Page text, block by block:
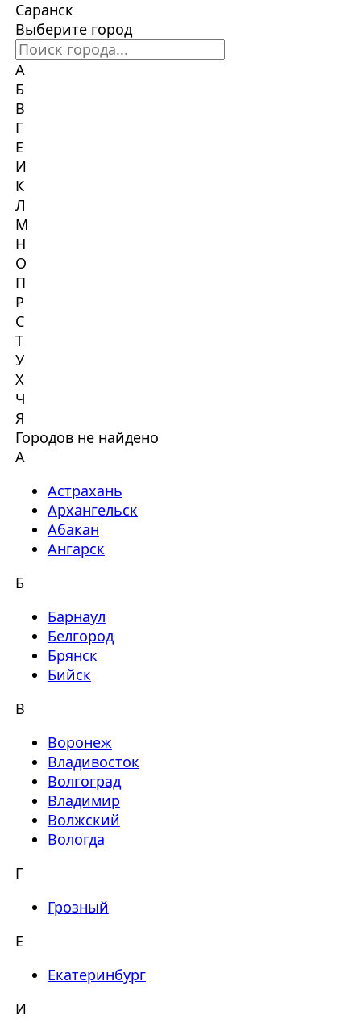
Саранск
Выберите город
А
Б
В
Г
Е
И
К
Л
М
Н
О
П
Р
С
Т
У
Х
Ч
Я
Городов не найдено
А
Астрахань
Архангельск
Абакан
Ангарск
Б
Барнаул
Белгород
Брянск
Бийск
В
Воронеж
Владивосток
Волгоград
Владимир
Волжский
Вологда
Г
Грозный
Е
Екатеринбург
И